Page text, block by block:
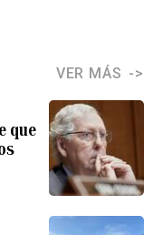
VER MÁS
que